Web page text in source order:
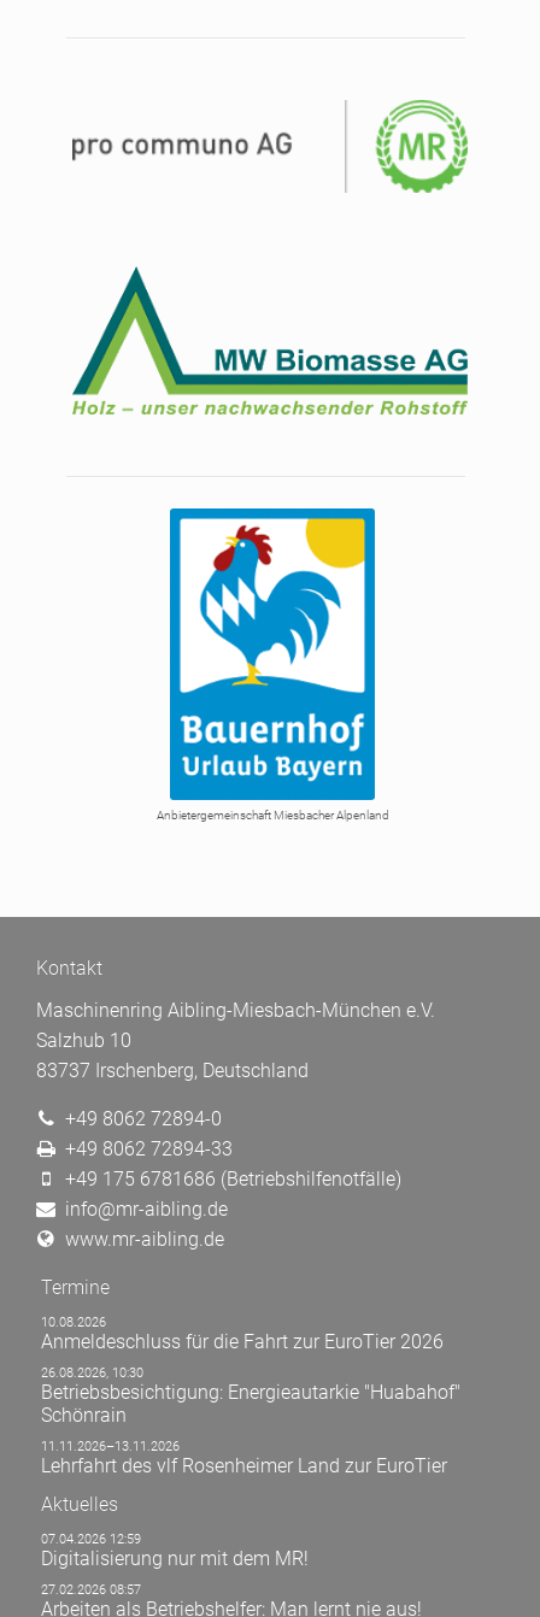
Anbietergemeinschaft Miesbacher Alpenland
Kontakt
Maschinenring Aibling-Miesbach-München e.V.
Salzhub 10
83737 Irschenberg, Deutschland
+49 8062 72894-0
+49 8062 72894-33
+49 175 6781686 (Betriebshilfenotfälle)
info@mr-aibling.de
www.mr-aibling.de
Termine
10.08.2026
Anmeldeschluss für die Fahrt zur EuroTier 2026
26.08.2026, 10:30
Betriebsbesichtigung: Energieautarkie "Huabahof"
Schönrain
11.11.2026–13.11.2026
Lehrfahrt des vlf Rosenheimer Land zur EuroTier
Aktuelles
07.04.2026 12:59
Digitalisierung nur mit dem MR!
27.02.2026 08:57
Arbeiten als Betriebshelfer: Man lernt nie aus!